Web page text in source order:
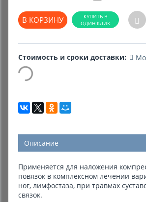
В КОРЗИНУ
Стоимость и сроки доставки:
Описание
Применяется для наложения
повязок в комплексном лечении
ног, лимфостаза, при травмах
связок.